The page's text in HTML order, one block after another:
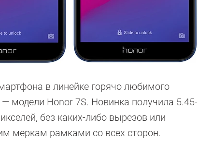
в линейке горячо любимого
модели Honor 7S. Новинка получила 5.45-
без каких-либо вырезов или
меркам рамками со всех сторон.